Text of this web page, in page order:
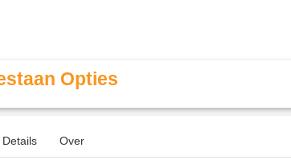
& Openingstijden
Opties
Details Over